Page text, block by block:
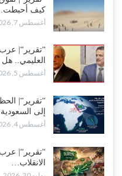
أغسطس 4, 2026
“شبوة“| مع تحشيدات عسكرية
تعيد تحشيد قواتها في أهم
أغسطس 4, 2026
أغسطس 4, 2026
“مقالات“| عِنْدَما يَغِيب
أغسطس 4, 2026
كيف
أغسطس 7, 2026
“تقرير“|
العليمي..
أغسطس 5, 2026
“تقرير“|
إلى
أغسطس 4, 2026
“تقرير“|
الانقلاب…